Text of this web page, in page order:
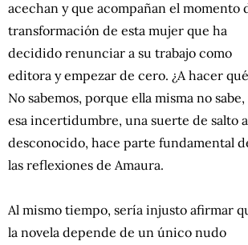
acechan y que acompañan el momento
transformación de esta mujer que ha
decidido renunciar a su trabajo como
editora y empezar de cero. ¿A hacer
No sabemos, porque ella misma no sabe,
esa incertidumbre, una suerte de salto
desconocido, hace parte fundamental
las reflexiones de Amaura.
Al mismo tiempo, sería injusto afirmar
la novela depende de un único nudo